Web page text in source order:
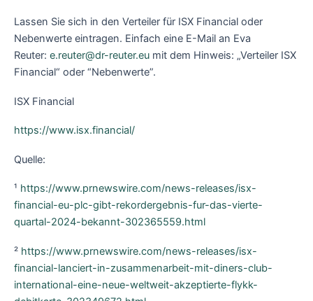
Lassen Sie sich in den Verteiler für ISX Financial oder
Nebenwerte eintragen. Einfach eine E-Mail an Eva
Reuter: e.reuter@dr-reuter.eu mit dem Hinweis: „Verteiler ISX
Financial“ oder “Nebenwerte”.
ISX Financial
https://www.isx.financial/
Quelle:
¹ https://www.prnewswire.com/news-releases/isx-
financial-eu-plc-gibt-rekordergebnis-fur-das-vierte-
quartal-2024-bekannt-302365559.html
² https://www.prnewswire.com/news-releases/isx-
financial-lanciert-in-zusammenarbeit-mit-diners-club-
international-eine-neue-weltweit-akzeptierte-flykk-